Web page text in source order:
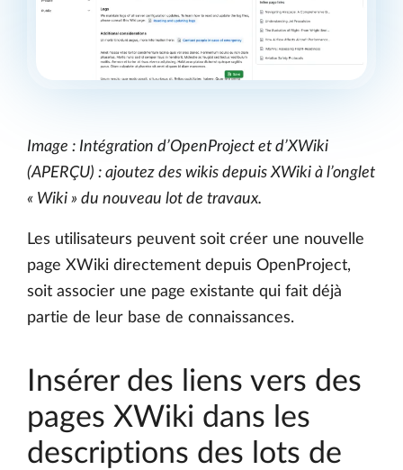
Image : Intégration d’OpenProject et d’XWiki
(APERÇU) : ajoutez des wikis depuis XWiki à l’onglet
« Wiki » du nouveau lot de travaux.
Les utilisateurs peuvent soit créer une nouvelle
page XWiki directement depuis OpenProject,
soit associer une page existante qui fait déjà
partie de leur base de connaissances.
Insérer des liens vers des
pages XWiki dans les
descriptions des lots de